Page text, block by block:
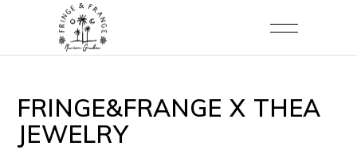
FRINGE&FRANGE X THEA
JEWELRY